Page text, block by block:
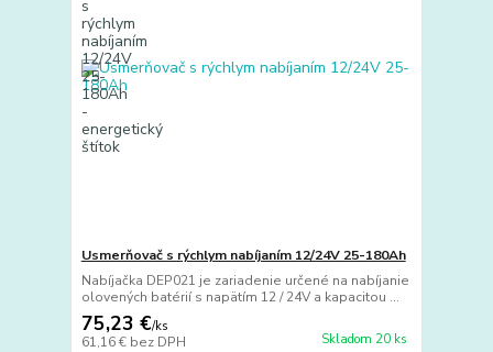
Usmerňovač s rýchlym nabíjaním 12/24V 25-180Ah
Nabíjačka DEP021 je zariadenie určené na nabíjanie
olovených batérií s napätím 12 / 24V a kapacitou ...
75,23 €/ks
61,16 € bez DPH Skladom 20 ks